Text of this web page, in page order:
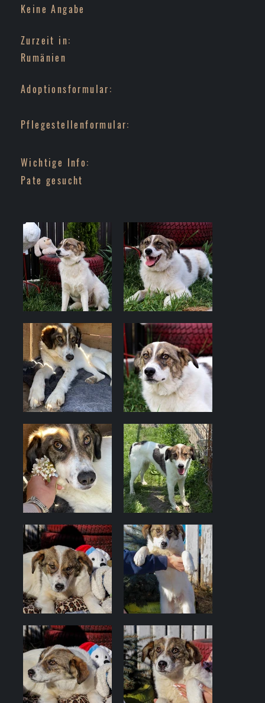
Keine Angabe
Zurzeit in:
Rumänien
Adoptionsformular:
Pflegestellenformular:
Wichtige Info:
Pate gesucht